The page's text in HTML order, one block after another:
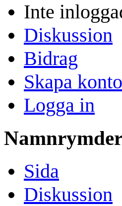
Inte
Diskussion
Bidrag
Skapa konto
Logga in
Sida
Diskussion